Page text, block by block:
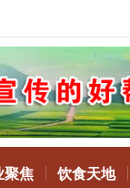
聚焦 饮食天地